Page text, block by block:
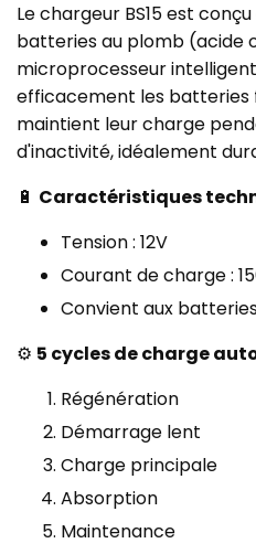
Le chargeur BS15 est
batteries au plomb (acide
microprocesseur
efficacement les
maintient leur charge
d'inactivité, idéalement
🔋 Caractéristiques
Tension : 12V
Courant de charge :
Convient aux
⚙️ 5 cycles de charge
Régénération
Démarrage lent
Charge principale
Absorption
Maintenance